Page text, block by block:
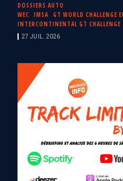
DOSSIERS AUTO
WEC
IMSA GT WORLD CHALLENGE
INTERCONTINENTAL GT CHALLENGE
27 JUIL. 2026